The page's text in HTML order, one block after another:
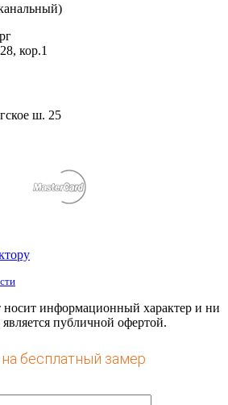
кор.1
ш. 25
носит информационный характер и ни
публичной офертой.
бесплатный замер